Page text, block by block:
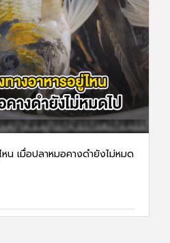
น เมื่อปลาหมอคางดำยังไม่หมด